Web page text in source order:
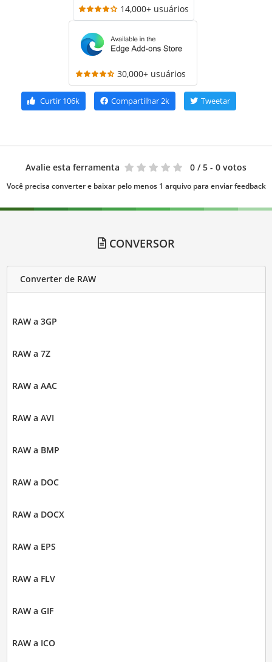
14,000+ usuários
30,000+ usuários
Curtir 106k Compartilhar2k Tweetar
Avalie esta ferramenta 0 / 5 - 0 votos
Você precisa converter e baixar pelo menos 1 arquivo para enviar feedback
CONVERSOR
Converter de RAW
RAW a 3GP
RAW a 7Z
RAW a AAC
RAW a AVI
RAW a BMP
RAW a DOC
RAW a DOCX
RAW a EPS
RAW a FLV
RAW a GIF
RAW a ICO